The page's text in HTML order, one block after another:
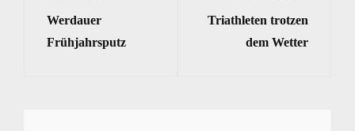
Post
Werdauer
Frühjahrsputz
Post
Triathleten trotzen
dem Wetter